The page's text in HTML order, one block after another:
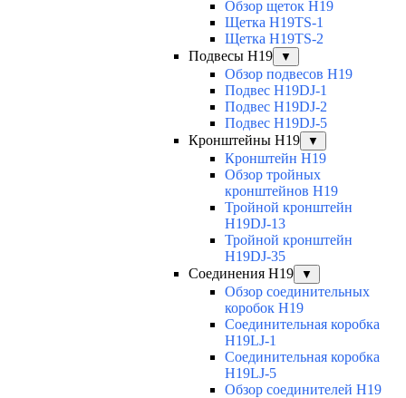
Обзор щеток H19
Щетка H19TS-1
Щетка H19TS-2
Подвесы H19
▼
Обзор подвесов H19
Подвес H19DJ-1
Подвес H19DJ-2
Подвес H19DJ-5
Кронштейны H19
▼
Кронштейн H19
Обзор тройных
кронштейнов H19
Тройной кронштейн
H19DJ-13
Тройной кронштейн
H19DJ-35
Соединения H19
▼
Обзор соединительных
коробок H19
Соединительная коробка
H19LJ-1
Соединительная коробка
H19LJ-5
Обзор соединителей H19